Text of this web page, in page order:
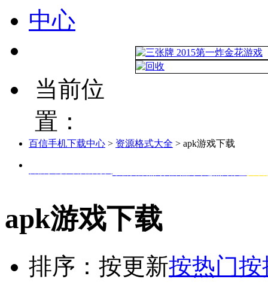
当前位
置：
百信手机下载中心 > 资源格式大全 > apk游戏下载
apk游戏下载
排序： 按更新按热门按